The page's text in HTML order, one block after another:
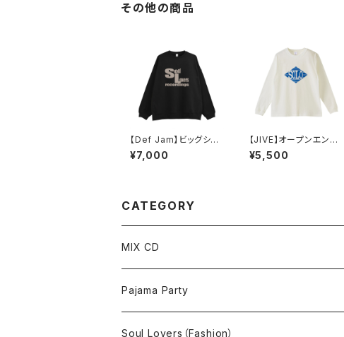
その他の商品
【Def Jam】ビッグシル
エット 裏パイル スウェッ
ト（ブラック）
¥7,000
【JIVE】オープンエンド
ロングスリーブTシャツ
（ナチュラル）
¥5,500
CATEGORY
MIX CD
MIX CD
MP3
Pajama Party
T-shirt
Soul Lovers（Fashion）